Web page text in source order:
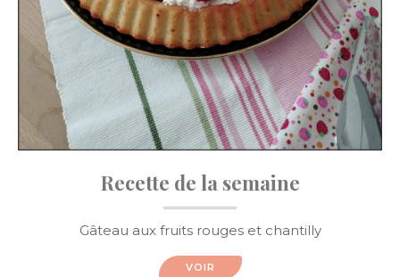
Recette de la semaine
Gâteau aux fruits rouges et chantilly
VOIR